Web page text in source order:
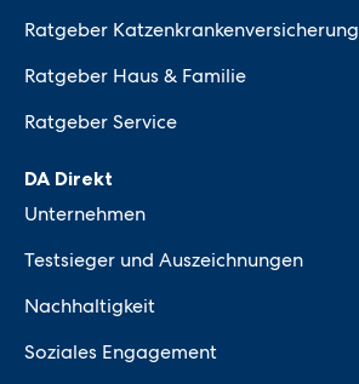
Ratgeber Katzenkrankenversicherung
Ratgeber Haus & Familie
Ratgeber Service
DA Direkt
Unternehmen
Testsieger und Auszeichnungen
Nachhaltigkeit
Soziales Engagement